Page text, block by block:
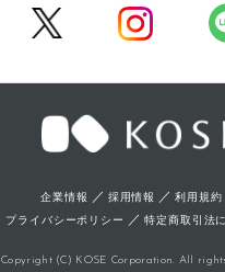
企業情報 ／ 採用情報 ／利用規約
プライバシーポリシー ／特定商取引法
Copyright (C) KOSE Corporation. All